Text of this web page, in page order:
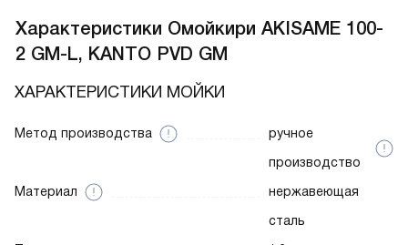
Характеристики Омойкири AKISAME 100-
2 GM-L, KANTO PVD GM
ХАРАКТЕРИСТИКИ МОЙКИ
Метод производства
ручное
производство
Материал
нержавеющая
сталь